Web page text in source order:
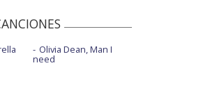
Olivia Dean, Man I
need